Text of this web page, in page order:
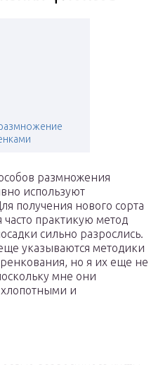
размножения
используют
получения нового сорта
практикую метод
сильно разрослись.
указываются методики
но я их еще не
мне они
хлопотными и